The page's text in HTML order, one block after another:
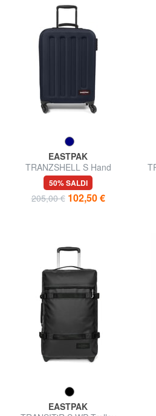
EASTPAK
TRANZSHELL S Hand
luggage trolley
50% SALDI
205,00 € 102,50 €
EASTPAK